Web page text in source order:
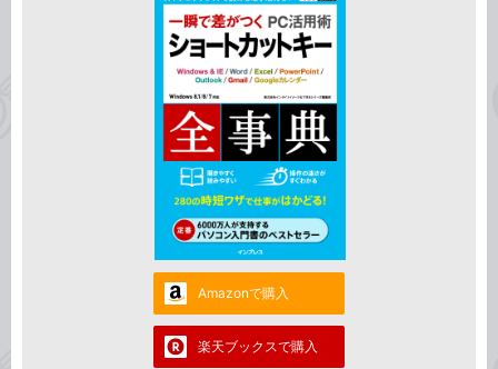
Amazonで購入
楽天ブックスで購入